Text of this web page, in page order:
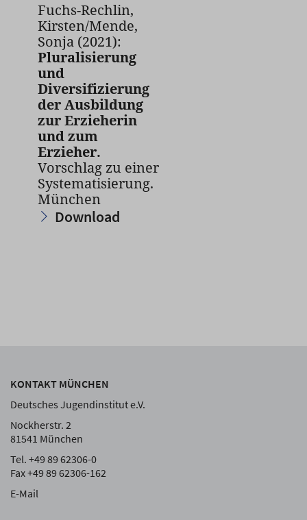
Fuchs-Rechlin,
Kirsten/Mende,
Sonja (2021):
Pluralisierung
und
Diversifizierung
der Ausbildung
zur Erzieherin
und zum
Erzieher.
Vorschlag zu einer
Systematisierung.
München
Download
KONTAKT MÜNCHEN
Deutsches Jugendinstitut e.V.
Nockherstr. 2
81541 München
Tel. +49 89 62306-0
Fax +49 89 62306-162
E-Mail